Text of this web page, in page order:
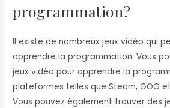
programmation?
Il existe de nombreux jeux vidéo qui
apprendre la programmation. Vous
jeux vidéo pour apprendre la
plateformes telles que Steam, GOG
Vous pouvez également trouver des